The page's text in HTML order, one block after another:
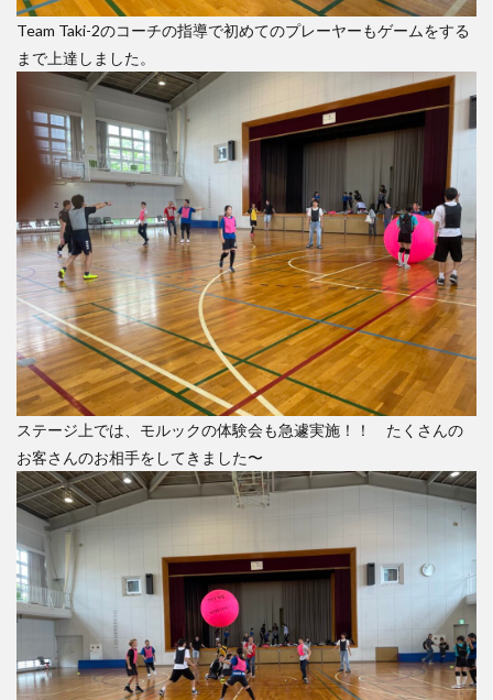
Team Taki-2のコーチの指導で初めてのプレーヤーもゲームをする
まで上達しました。
ステージ上では、モルックの体験会も急遽実施！！ たくさんの
お客さんのお相手をしてきました〜